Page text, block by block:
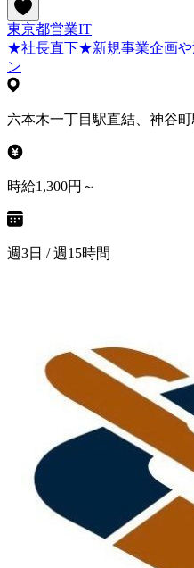
東京都営業IT
★社長直下★新規事業企画や
ン
六本木一丁目駅直結、神谷
時給1,300円～
週3日 / 週15時間